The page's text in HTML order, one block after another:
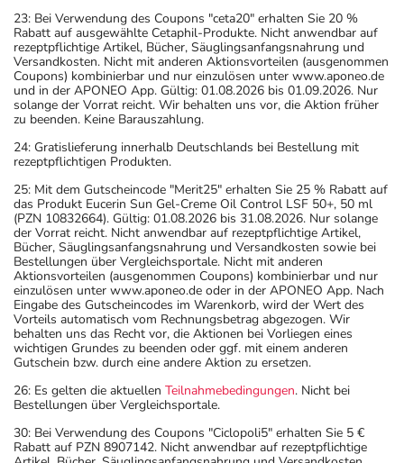
23: Bei Verwendung des Coupons "ceta20" erhalten Sie 20 %
Rabatt auf ausgewählte Cetaphil-Produkte. Nicht anwendbar auf
rezeptpflichtige Artikel, Bücher, Säuglingsanfangsnahrung und
Versandkosten. Nicht mit anderen Aktionsvorteilen (ausgenommen
Coupons) kombinierbar und nur einzulösen unter www.aponeo.de
und in der APONEO App. Gültig: 01.08.2026 bis 01.09.2026. Nur
solange der Vorrat reicht. Wir behalten uns vor, die Aktion früher
zu beenden. Keine Barauszahlung.
24: Gratislieferung innerhalb Deutschlands bei Bestellung mit
rezeptpflichtigen Produkten.
25: Mit dem Gutscheincode "Merit25" erhalten Sie 25 % Rabatt auf
das Produkt Eucerin Sun Gel-Creme Oil Control LSF 50+, 50 ml
(PZN 10832664). Gültig: 01.08.2026 bis 31.08.2026. Nur solange
der Vorrat reicht. Nicht anwendbar auf rezeptpflichtige Artikel,
Bücher, Säuglingsanfangsnahrung und Versandkosten sowie bei
Bestellungen über Vergleichsportale. Nicht mit anderen
Aktionsvorteilen (ausgenommen Coupons) kombinierbar und nur
einzulösen unter www.aponeo.de oder in der APONEO App. Nach
Eingabe des Gutscheincodes im Warenkorb, wird der Wert des
Vorteils automatisch vom Rechnungsbetrag abgezogen. Wir
behalten uns das Recht vor, die Aktionen bei Vorliegen eines
wichtigen Grundes zu beenden oder ggf. mit einem anderen
Gutschein bzw. durch eine andere Aktion zu ersetzen.
26: Es gelten die aktuellen Teilnahmebedingungen. Nicht bei
Bestellungen über Vergleichsportale.
30: Bei Verwendung des Coupons "Ciclopoli5" erhalten Sie 5 €
Rabatt auf PZN 8907142. Nicht anwendbar auf rezeptpflichtige